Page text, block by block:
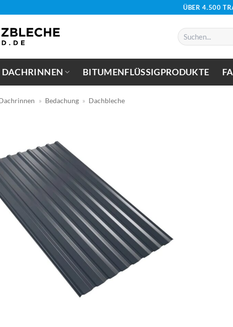
ÜBER 4.500
Suchen
nach:
DACHRINNEN BITUMENFLÜSSIGPRODUKTE
» Bedachung » Dachbleche